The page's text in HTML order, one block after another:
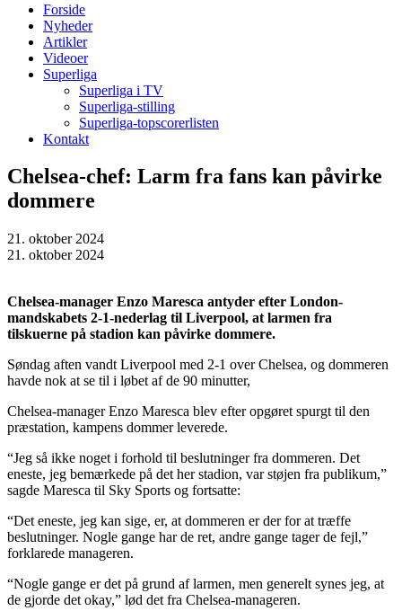
Forside
Nyheder
Artikler
Videoer
Superliga
Superliga i TV
Superliga-stilling
Superliga-topscorerlisten
Kontakt
Chelsea-chef: Larm fra fans kan påvirke
dommere
21. oktober 2024
21. oktober 2024
Chelsea-manager Enzo Maresca antyder efter London-
mandskabets 2-1-nederlag til Liverpool, at larmen fra
tilskuerne på stadion kan påvirke dommere.
Søndag aften vandt Liverpool med 2-1 over Chelsea, og dommeren
havde nok at se til i løbet af de 90 minutter,
Chelsea-manager Enzo Maresca blev efter opgøret spurgt til den
præstation, kampens dommer leverede.
“Jeg så ikke noget i forhold til beslutninger fra dommeren. Det
eneste, jeg bemærkede på det her stadion, var støjen fra publikum,”
sagde Maresca til Sky Sports og fortsatte:
“Det eneste, jeg kan sige, er, at dommeren er der for at træffe
beslutninger. Nogle gange har de ret, andre gange tager de fejl,”
forklarede manageren.
“Nogle gange er det på grund af larmen, men generelt synes jeg, at
de gjorde det okay,” lød det fra Chelsea-manageren.